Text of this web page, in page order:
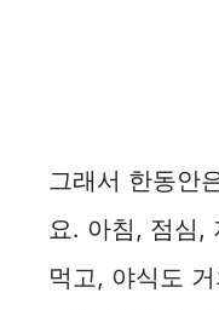
그래서 한동안
요. 아침, 점심,
먹고, 야식도